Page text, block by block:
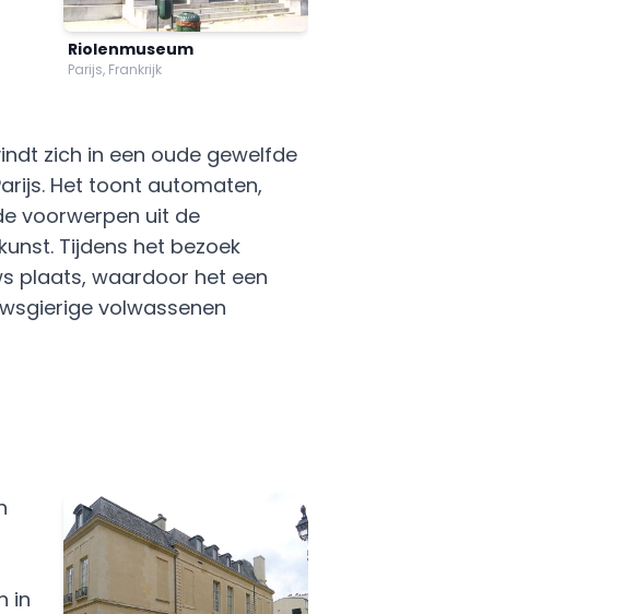
Riolenmuseum
Parijs, Frankrijk
zich in een oude gewelfde
Het toont automaten,
voorwerpen uit de
Tijdens het bezoek
plaats, waardoor het een
volwassenen
in